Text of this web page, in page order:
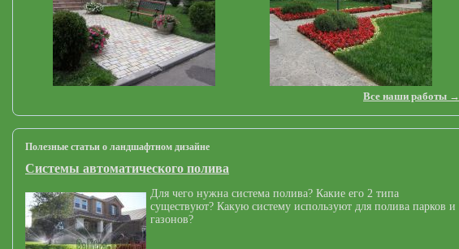
Все наши работы →
Полезные статьи о ландшафтном дизайне
Системы автоматического полива
Для чего нужна система полива? Какие его 2 типа
существуют? Какую систему используют для полива парков и
газонов?